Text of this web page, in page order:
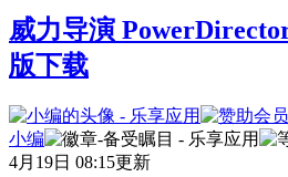
威力导演
版下载
小编
4月19日 08:15更新